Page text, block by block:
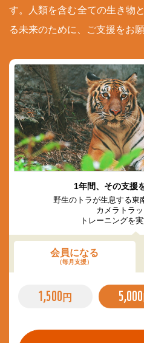
す。人類を含む全ての生き物
る未来のために、ご支援をお
1年間、その支援
野生のトラが生息する東
カメラトラ
トレーニングを
会員になる
（毎月支援）
1,500 円 5,000